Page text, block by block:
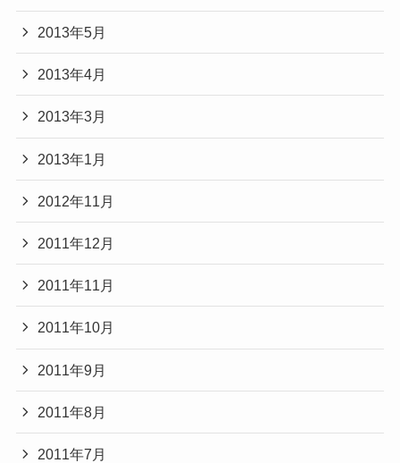
2013年5月
2013年4月
2013年3月
2013年1月
2012年11月
2011年12月
2011年11月
2011年10月
2011年9月
2011年8月
2011年7月